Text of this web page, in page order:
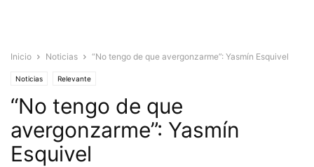
Inicio Noticias “No tengo de que avergonzarme”: Yasmín Esquivel
Noticias Relevante
“No tengo de que
avergonzarme”: Yasmín
Esquivel